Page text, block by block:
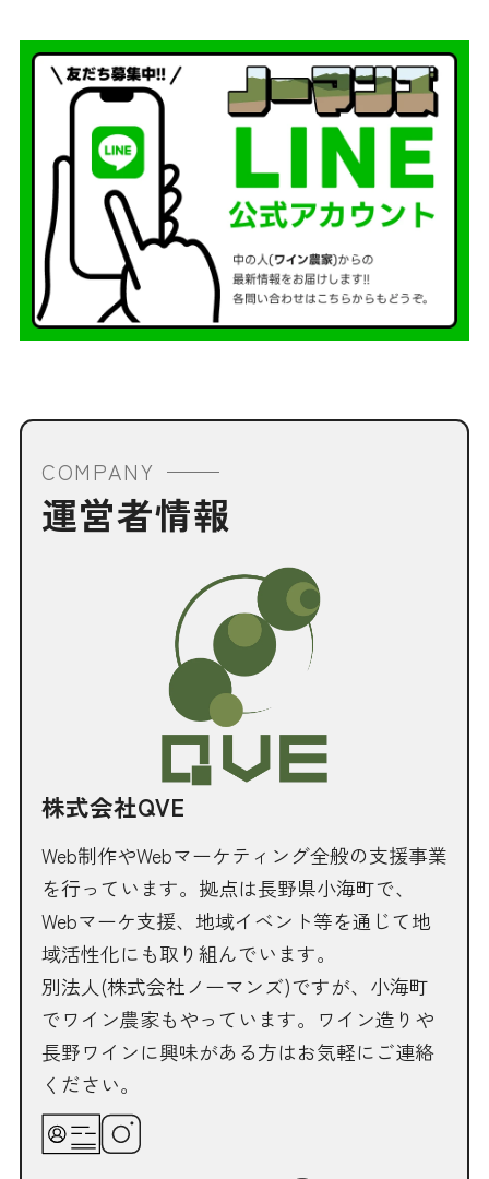
COMPANY
運営者情報
株式会社QVE
Web制作やWebマーケティング全般の支援事業
を行っています。拠点は長野県小海町で、
Webマーケ支援、地域イベント等を通じて地
域活性化にも取り組んでいます。
別法人(株式会社ノーマンズ)ですが、小海町
でワイン農家もやっています。ワイン造りや
長野ワインに興味がある方はお気軽にご連絡
ください。